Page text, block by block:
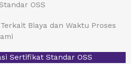
OSS
Biaya dan Waktu Proses
Sertifikat Standar OSS